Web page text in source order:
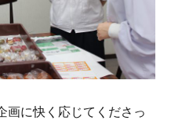
画に快く応じてくださっ